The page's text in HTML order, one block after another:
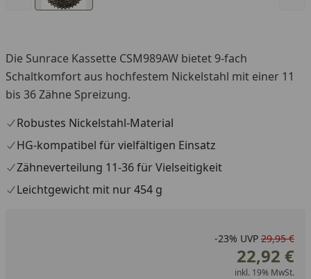
Die Sunrace Kassette CSM989AW bietet 9-fach
Schaltkomfort aus hochfestem Nickelstahl mit einer 11
bis 36 Zähne Spreizung.
Robustes Nickelstahl-Material
HG-kompatibel für vielfältigen Einsatz
Zähneverteilung 11-36 für Vielseitigkeit
Leichtgewicht mit nur 454 g
-23% UVP 29,95 €
22,92 €
inkl. 19% MwSt.